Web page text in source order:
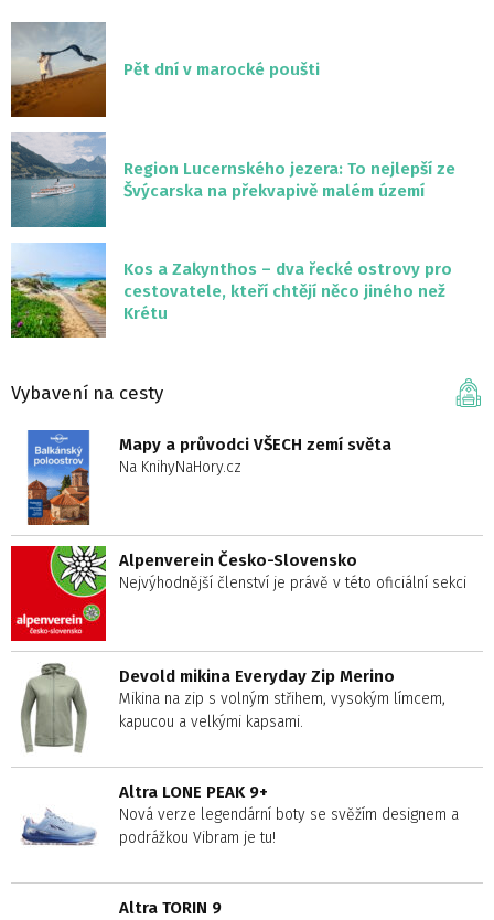
Pět dní v marocké poušti
Region Lucernského jezera: To nejlepší ze
Švýcarska na překvapivě malém území
Kos a Zakynthos – dva řecké ostrovy pro
cestovatele, kteří chtějí něco jiného než
Krétu
Vybavení na cesty
Mapy a průvodci VŠECH zemí světa
Na KnihyNaHory.cz
Alpenverein Česko-Slovensko
Nejvýhodnější členství je právě v této oficiální sekci
Devold mikina Everyday Zip Merino
Mikina na zip s volným střihem, vysokým límcem,
kapucou a velkými kapsami.
Altra LONE PEAK 9+
Nová verze legendární boty se svěžím designem a
podrážkou Vibram je tu!
Altra TORIN 9